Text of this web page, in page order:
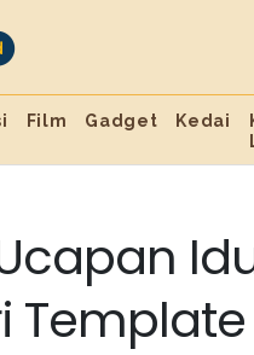
Film Gadget Kedai